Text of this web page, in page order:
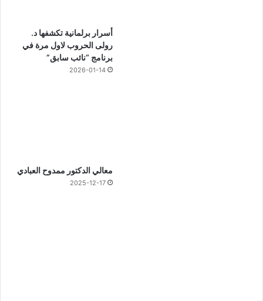
أسرار برلمانية تكشفها د.
رولى الحروب لاول مرة في
برنامج “نائب سابق”
2026-01-14
معالي الدكتور ممدوح العبادي
2025-12-17